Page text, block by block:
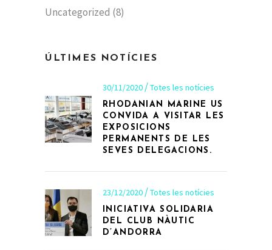
Uncategorized (8)
ÚLTIMES NOTÍCIES
30/11/2020 Totes les notícies
RHODANIAN MARINE US
CONVIDA A VISITAR LES
EXPOSICIONS
PERMANENTS DE LES
SEVES DELEGACIONS.
23/12/2020 Totes les notícies
INICIATIVA SOLIDARIA
DEL CLUB NÀUTIC
D’ANDORRA